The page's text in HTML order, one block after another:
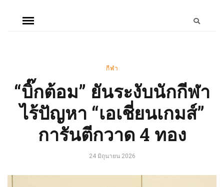
กีฬา
“บิ๊กต้อม” ยันระงับนักกีฬา
ไร้ปัญหา “เอเชี่ยนเกมส์”
การันตีกวาด 4 ทอง
24 มิถุนายน 2026